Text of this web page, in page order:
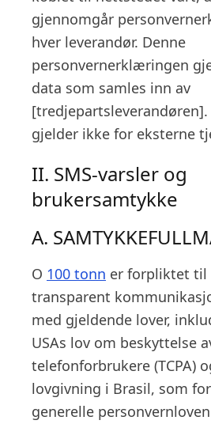
gjennomgår
hver leverandør. Denne
personvernerklæringen
data som samles inn av
[tredjepartsleverandøren].
gjelder ikke for eksterne
II. SMS-varsler og
brukersamtykke
A.
O 100 tonn er forpliktet til
transparent
med gjeldende lover,
USAs lov om beskyttelse
telefonforbrukere (TCPA)
lovgivning i Brasil, som
generelle personvernloven